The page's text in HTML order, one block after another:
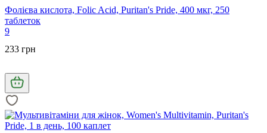
Фолієва кислота, Folic Acid, Puritan's Pride, 400 мкг, 250
таблеток
9
233 грн